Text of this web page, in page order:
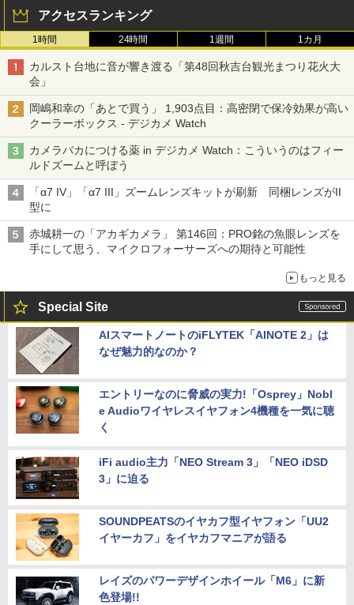
アクセスランキング
1時間 24時間 1週間 1カ月
カルスト台地に音が響き渡る「第48回秋吉台観光まつり花火大
会」
岡嶋和幸の「あとで買う」 1,903点目：高密閉で保冷効果が高い
クーラーボックス - デジカメ Watch
カメラバカにつける薬 in デジカメ Watch：こういうのはフィー
ルドズームと呼ぼう
「α7 IV」「α7 III」ズームレンズキットが刷新 同梱レンズがII
型に
赤城耕一の「アカギカメラ」 第146回：PRO銘の魚眼レンズを
手にして思う、マイクロフォーサーズへの期待と可能性
もっと見る
Special Site
AIスマートノートのiFLYTEK「AINOTE 2」は
なぜ魅力的なのか？
エントリーなのに脅威の実力!「Osprey」Nobl
e Audioワイヤレスイヤフォン4機種を一気に聴
く
iFi audio主力「NEO Stream 3」「NEO iDSD
3」に迫る
SOUNDPEATSのイヤカフ型イヤフォン「UU2
イヤーカフ」をイヤカフマニアが語る
レイズのパワーデザインホイール「M6」に新
色登場!!